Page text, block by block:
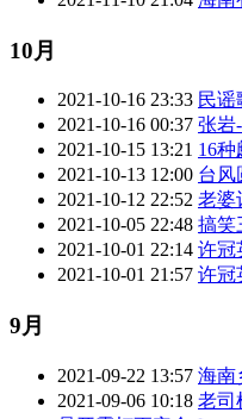
10月
2021-10-16 23:33 民谣
2021-10-16 00:37 张岩
2021-10-15 13:21 16
2021-10-13 12:00 台风
2021-10-12 22:52 老婆
2021-10-05 22:48 搞笑
2021-10-01 22:14 许冠
2021-10-01 21:57 许冠
9月
2021-09-22 13:57 海南
2021-09-06 10:18 老司